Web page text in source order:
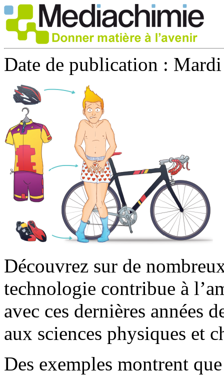
Date de publication :
Découvrez sur de
technologie contribue à
avec ces dernières années
aux sciences physiques et
Des exemples montrent